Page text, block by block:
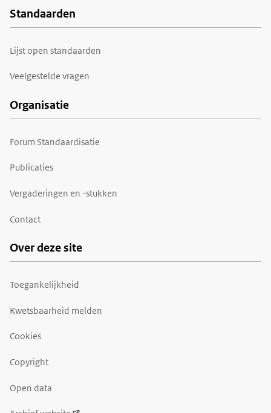
Voet
Standaarden
Lijst open standaarden
Veelgestelde vragen
Organisatie
Forum Standaardisatie
Publicaties
Vergaderingen en -stukken
Contact
Over deze site
Toegankelijkheid
Kwetsbaarheid melden
Cookies
Copyright
Open data